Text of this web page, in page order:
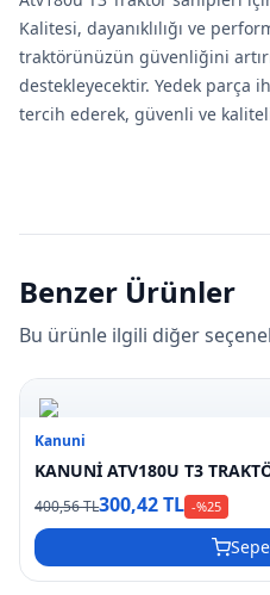
Kalitesi, dayanıklılığı ve
traktörünüzün güvenliğini
destekleyecektir. Yedek parça
tercih ederek, güvenli ve
Benzer Ürünler
Bu ürünle ilgili diğer
Kanuni
KANUNİ ATV180U T3
400,56 TL300,42 TL -%25